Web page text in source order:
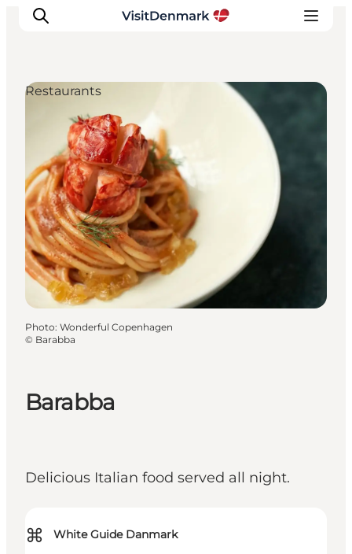
Inspirations
Destinations
Quoi faire
Hébergements
Planifiez votre voyage
Barabba
Delicious Italian food served all night.
⌘ White Guide Danmark
Restaurants
Photo: Wonderful Copenhagen
© Barabba